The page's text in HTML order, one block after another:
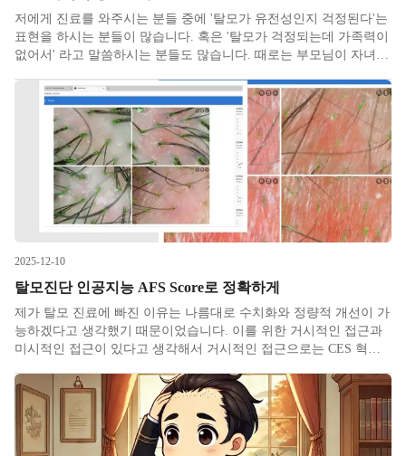
저에게 진료를 와주시는 분들 중에 '탈모가 유전성인지 걱정된다'는
표현을 하시는 분들이 많습니다. 혹은 '탈모가 걱정되는데 가족력이
없어서' 라고 말씀하시는 분들도 많습니다. 때로는 부모님이 자녀를
해두려고 한다고 말씀하시는 분들도 있습니다. 이처럼 탈모의 가족
2025-12-10
탈모진단 인공지능 AFS Score로 정확하게
제가 탈모 진료에 빠진 이유는 나름대로 수치화와 정량적 개선이 가
능하겠다고 생각했기 때문이었습니다. 이를 위한 거시적인 접근과
미시적인 접근이 있다고 생각해서 거시적인 접근으로는 CES 혁신
촬영 데이터를 AI로 분석해주는 AFS Score를 만들었습니다. ​ A